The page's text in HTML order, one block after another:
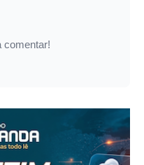
comentar!